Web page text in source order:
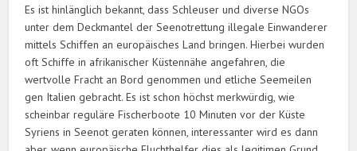
Es ist hinlänglich bekannt, dass Schleuser und diverse NGOs
unter dem Deckmantel der Seenotrettung illegale Einwanderer
mittels Schiffen an europäisches Land bringen. Hierbei wurden
oft Schiffe in afrikanischer Küstennähe angefahren, die
wertvolle Fracht an Bord genommen und etliche Seemeilen
gen Italien gebracht. Es ist schon höchst merkwürdig, wie
scheinbar reguläre Fischerboote 10 Minuten vor der Küste
Syriens in Seenot geraten können, interessanter wird es dann